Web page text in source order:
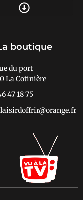
boutique
du port
La Cotinière
47 18 75